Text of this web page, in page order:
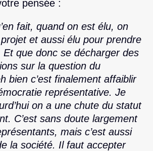
pensée :
fait, quand on est élu, on
et aussi élu pour prendre
Et que donc se décharger des
sur la question du
bien c’est finalement affaiblir
représentative. Je
on a une chute du statut
C’est sans doute largement
mais c’est aussi
la société. Il faut accepter